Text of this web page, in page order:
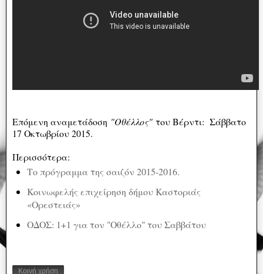
Επόμενη αναμετάδοση "Οθέλλος" του Βέρντι: Σάββατο
17 Οκτωβρίου 2015.
Περισσότερα:
Το πρόγραμμα της σαιζόν 2015-2016.
Κοινωφελής επιχείρηση δήμου Καστοριάς
«Ορεστειάς»
ΟΔΟΣ: 1+1 για τον "Οθέλλο" του Σαββάτου
Κοινή χρήση